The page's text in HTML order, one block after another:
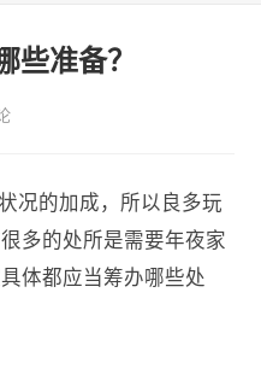
些准备？
况的加成，所以良多玩
多的处所是需要年夜家
体都应当筹办哪些处